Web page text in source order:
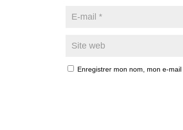
Enregistrer mon nom, mon e-